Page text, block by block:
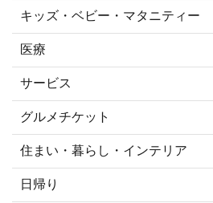
キッズ・ベビー・マタニティー
医療
サービス
グルメチケット
住まい・暮らし・インテリア
日帰り